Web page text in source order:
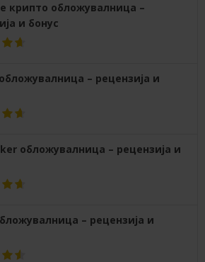
крипто обложувалница –
и бонус
– рецензија и
обложувалница – рецензија и
– рецензија и